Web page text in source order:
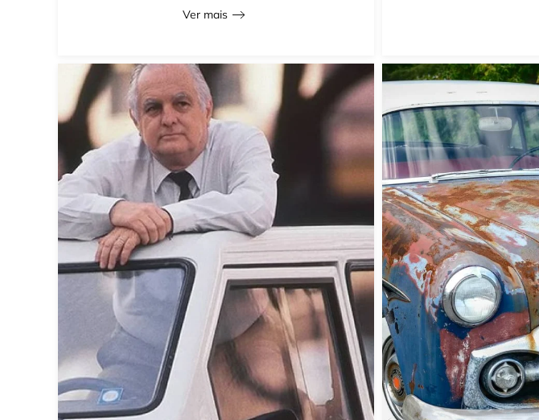
Ver mais